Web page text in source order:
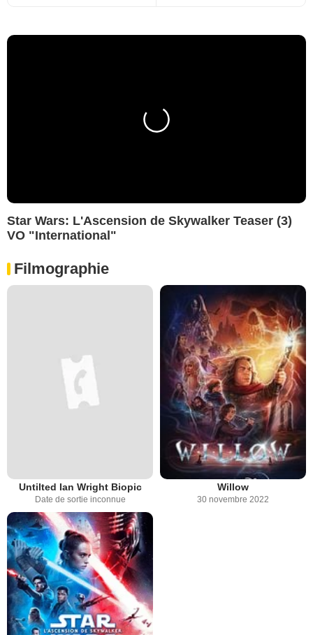
Star Wars: L'Ascension de Skywalker Teaser (3)
VO "International"
Filmographie
Untilted Ian Wright Biopic
Date de sortie inconnue
Willow
30 novembre 2022